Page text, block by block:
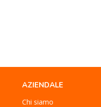
AZIENDALE
Chi siamo